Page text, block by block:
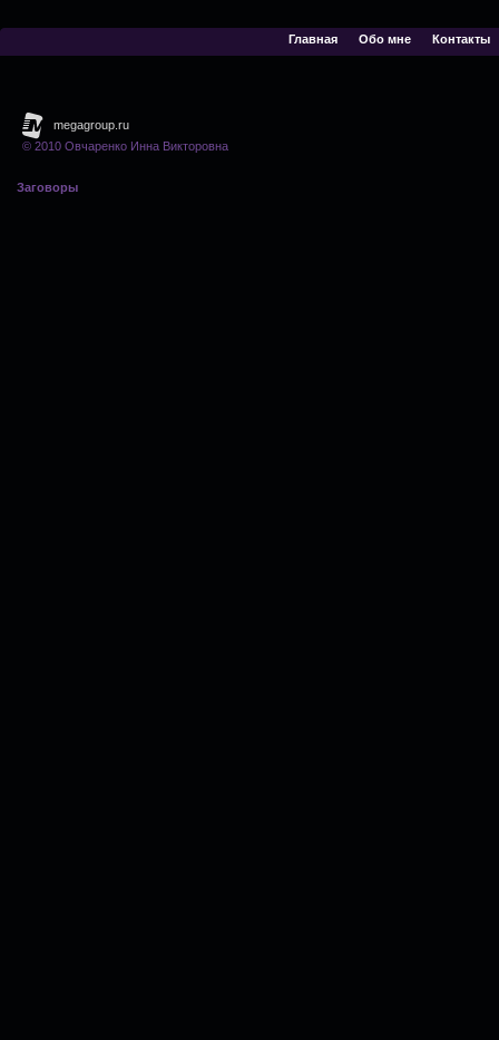
Главная Обо мне Контакты
© 2010 Овчаренко Инна Викторовна
Заговоры